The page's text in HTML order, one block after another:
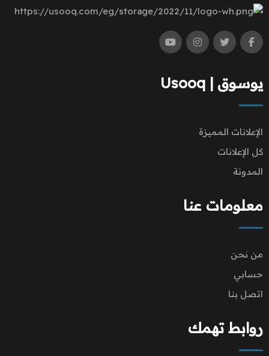
يوسوق | Usooq
الإعلانات المميزة
كل الإعلانات
المدونة
معلومات عنا
من نحن
حسابي
اتصل بنا
روابط تهمك